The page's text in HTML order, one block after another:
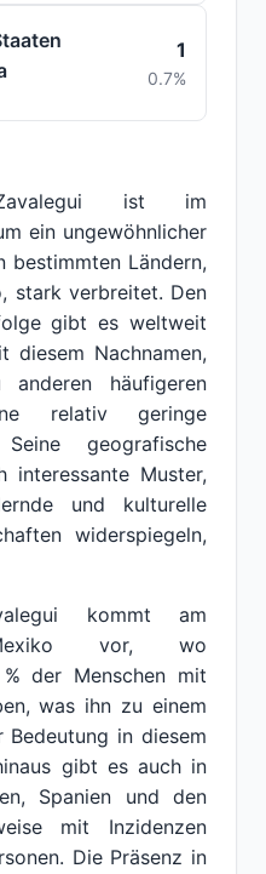
1
0.7%
ist im
ein ungewöhnlicher
bestimmten Ländern,
stark verbreitet. Den
gibt es weltweit
diesem Nachnamen,
häufigeren
relativ geringe
geografische
interessante Muster,
und kulturelle
widerspiegeln,
kommt am
vor, wo
der Menschen mit
was ihn zu einem
Bedeutung in diesem
gibt es auch in
Spanien und den
mit Inzidenzen
Die Präsenz in